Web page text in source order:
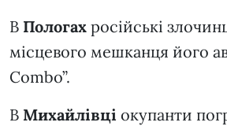
В Пологах російські
місцевого мешканця його
Combo”.
В Михайлівці окупанти